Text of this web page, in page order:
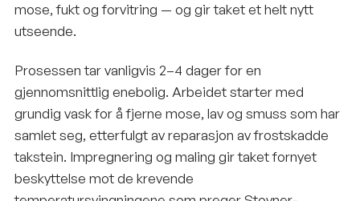
mose, fukt og forvitring — og gir taket et helt nytt
utseende.
Prosessen tar vanligvis 2–4 dager for en
gjennomsnittlig enebolig. Arbeidet starter med
grundig vask for å fjerne mose, lav og smuss som har
samlet seg, etterfulgt av reparasjon av frostskadde
takstein. Impregnering og maling gir taket fornyet
beskyttelse mot de krevende